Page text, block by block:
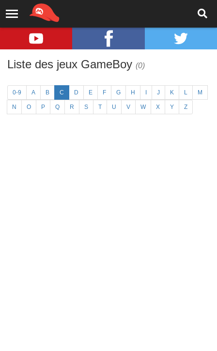
Liste des jeux GameBoy (0)
0-9 A B C D E F G H J K L M
N O P Q R S T U V W X Y Z